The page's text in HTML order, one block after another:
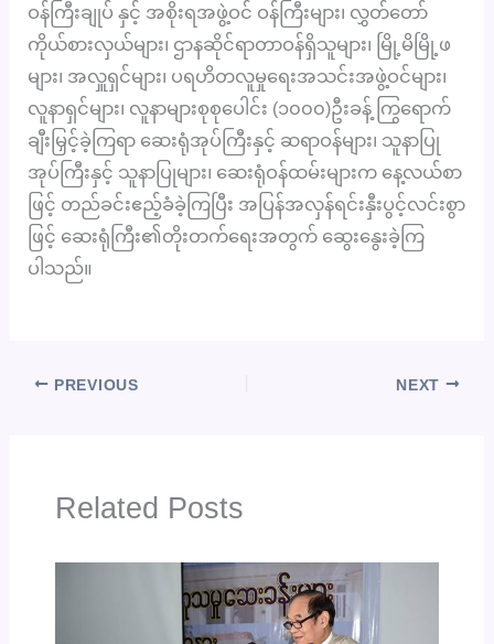
ဝန်ကြီးချုပ် နှင့် အစိုးရအဖွဲ့ဝင် ဝန်ကြီးများ၊ လွှတ်တော်
ကိုယ်စားလှယ်များ၊ ဌာနဆိုင်ရာတာဝန်ရှိသူများ၊ မြို့မိမြို့ဖ
များ၊ အလှူရှင်များ၊ ပရဟိတလူမှုရေးအသင်းအဖွဲ့ဝင်များ၊
လူနာရှင်များ၊ လူနာများစုစုပေါင်း (၁၀၀၀)ဦးခန့် ကြွရောက်
ချီးမြှင့်ခဲ့ကြရာ ဆေးရုံအုပ်ကြီးနှင့် ဆရာဝန်များ၊ သူနာပြု
အုပ်ကြီးနှင့် သူနာပြုများ၊ ဆေးရုံဝန်ထမ်းများက နေ့လယ်စာ
ဖြင့် တည်ခင်းဧည့်ခံခဲ့ကြပြီး အပြန်အလှန်ရင်းနှီးပွင့်လင်းစွာ
ဖြင့် ဆေးရုံကြီး၏တိုးတက်ရေးအတွက် ဆွေးနွေးခဲ့ကြ
ပါသည်။
PREVIOUS NEXT
Related Posts